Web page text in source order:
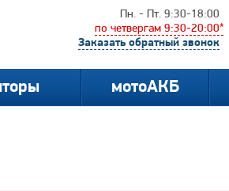
Пн. - Пт. 9:30-18:00
по четвергам 9:30-20:00*
Заказать обратный звонок
мотоАКБ